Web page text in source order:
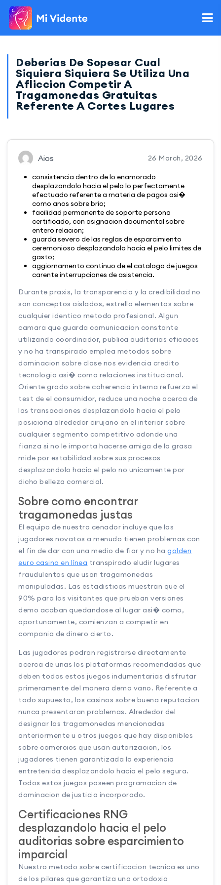
Deberias De Sopesar Cual
Siquiera Siquiera Se Utiliza Una
Afliccion Competir A
Tragamonedas Gratuitas
Referente A Cortes Lugares
Aios 26 March, 2026
consistencia dentro de lo enamorado
desplazandolo hacia el pelo lo perfectamente
efectuado referente a materia de pagos asi�
como anos sobre brio;
facilidad permanente de soporte persona
certificado, con asignacion documental sobre
entero relacion;
guarda severo de las reglas de esparcimiento
ceremonioso desplazandolo hacia el pelo limites de
gasto;
aggiornamento continuo de el catalogo de juegos
carente interrupciones de asistencia.
Durante praxis, la transparencia y la credibilidad no
son conceptos aislados, estrella elementos sobre
cualquier identico metodo profesional. Algun
camara que guarda comunicacion constante
utilizando coordinador, publica auditorias eficaces
y no ha transpirado emplea metodos sobre
dominacion sobre clase nos evidencia credito
tecnologia asi� como relaciones institucional.
Oriente grado sobre coherencia interna refuerza el
test de el consumidor, reduce una noche acerca de
las transacciones desplazandolo hacia el pelo
posiciona alrededor cirujano en el interior sobre
cualquier segmento competitivo adonde una
fianza si no le importa hacerse amiga de la grasa
mide por estabilidad sobre sus procesos
desplazandolo hacia el pelo no unicamente por
dicho belleza comercial.
Sobre como encontrar
tragamonedas justas
El equipo de nuestro cenador incluye que las
jugadores novatos a menudo tienen problemas con
el fin de dar con una medio de fiar y no hagolden
euro casino en línea transpirado eludir lugares
fraudulentos que usan tragamonedas
manipuladas. Las estadisticas muestran que el
90% para los visitantes que prueban versiones
demo acaban quedandose al lugar asi� como,
oportunamente, comienzan a competir en
compania de dinero cierto.
Las jugadores podran registrarse directamente
acerca de unas los plataformas recomendadas que
deben todos estos juegos indumentarias disfrutar
primeramente del manera demo vano. Referente a
todo supuesto, los casinos sobre buena reputacion
nunca presentaran problemas. Alrededor del
designar las tragamonedas mencionadas
anteriormente u otros juegos que hay disponibles
sobre comercios que usan autorizacion, los
jugadores tienen garantizada la experiencia
entretenida desplazandolo hacia el pelo segura.
Todos estos juegos poseen programacion de
dominacion de justicia incorporado.
Certificaciones RNG
desplazandolo hacia el pelo
auditorias sobre esparcimiento
imparcial
Nuestro metodo sobre certificacion tecnica es uno
de los pilares que garantiza una ortodoxia